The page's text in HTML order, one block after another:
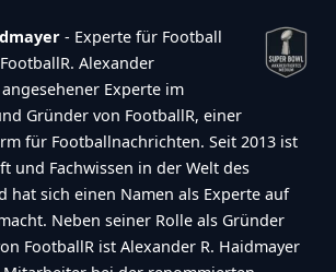
- Experte für Football
Alexander
Experte im
Gründer von FootballR, einer
für Footballnachrichten. Seit 2013 ist
und Fachwissen in der Welt des
hat sich einen Namen als Experte auf
Neben seiner Rolle als Gründer
FootballR ist Alexander R. Haidmayer